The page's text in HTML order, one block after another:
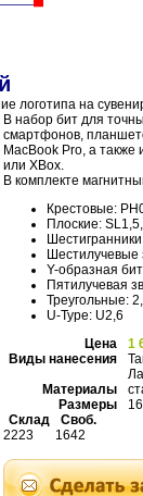
логотипа на
В набор бит для
смартфонов,
MacBook Pro, а также
или XBox.
В комплекте
Крестовые:
Плоские:
Шестилучевые
Y-образная
Пятилучевая
Треугольные:
U-Type: U2,6
Цена
1
Виды нанесения
Материалы
Размеры
Склад
Своб.
2223
1642